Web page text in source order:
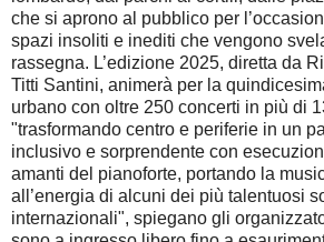
che si aprono al pubblico per
spazi insoliti e inediti che vengono
rassegna. L’edizione 2025, diretta da
Titti Santini, animerà per la
urbano con oltre 250 concerti in più di
"trasformando centro e periferie in un
inclusivo e sorprendente con
amanti del pianoforte, portando la
all’energia di alcuni dei più talentuosi
internazionali", spiegano gli